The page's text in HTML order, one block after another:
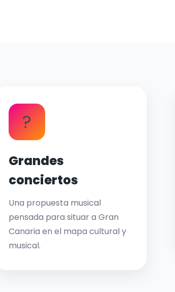
?
Grandes
conciertos
Una propuesta musical
pensada para situar a Gran
Canaria en el mapa cultural y
musical.